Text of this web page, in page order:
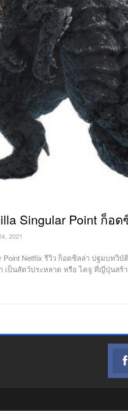
Singular Point ก็อ
2021
Point Netflix รีวิว ก็อดซิลล่า ปฐมบท
เป็นสัตว์ประหลาด หรือ ไคจู ที่ญี่ปุ่นส